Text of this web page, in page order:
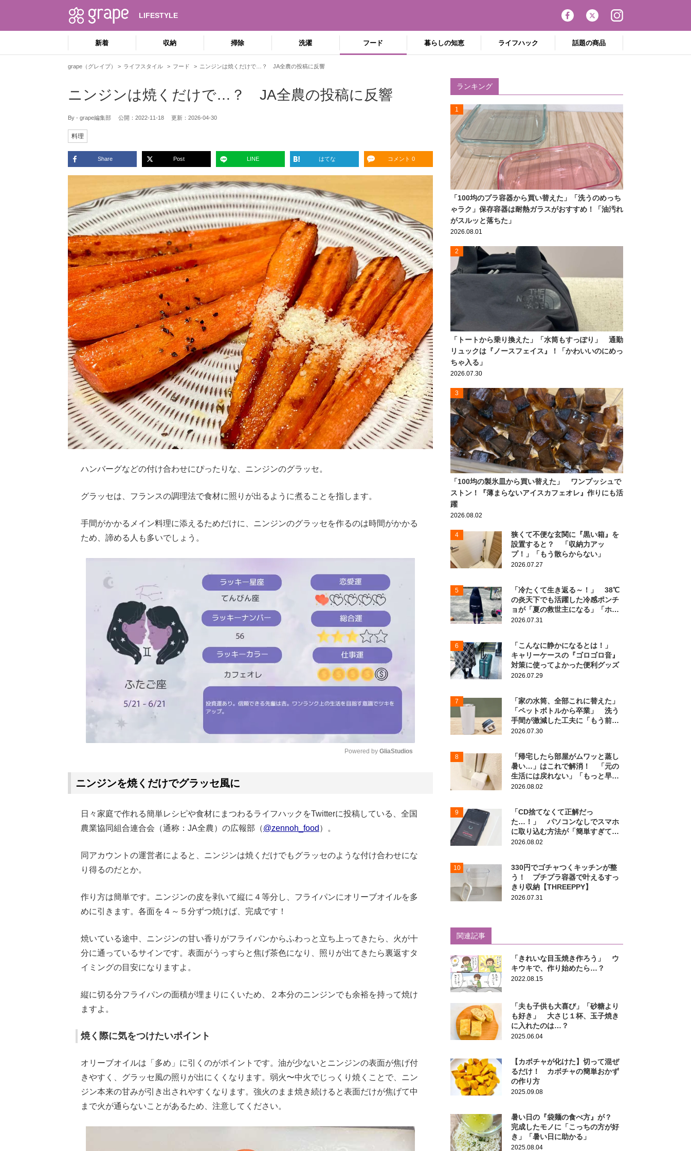
LIFESTYLE
新着 収納 掃除 洗濯 フード 暮らしの知恵 ライフハック 話題の商品
grape（グレイプ） ライフスタイル フード ニンジンは焼くだけで…？ JA全農の投稿に反響
ニンジンは焼くだけで…？ JA全農の投稿に反響
By - grape編集部 公開： 2022-11-18 更新： 2026-04-30
料理
Share Post LINE はてな コメント 0
ハンバーグなどの付け合わせにぴったりな、ニンジンのグラッセ。
グラッセは、フランスの調理法で食材に照りが出るように煮ることを指します。
手間がかかるメイン料理に添えるためだけに、ニンジンのグラッセを作るのは時間がかかる
ため、諦める人も多いでしょう。
Powered by GliaStudios
ニンジンを焼くだけでグラッセ風に
日々家庭で作れる簡単レシピや食材にまつわるライフハックをTwitterに投稿している、全国
農業協同組合連合会（通称：JA全農）の広報部（@zennoh_food ）。
同アカウントの運営者によると、ニンジンは焼くだけでもグラッセのような付け合わせにな
り得るのだとか。
作り方は簡単です。ニンジンの皮を剥いて縦に４等分し、フライパンにオリーブオイルを多
めに引きます。各面を４～５分ずつ焼けば、完成です！
焼いている途中、ニンジンの甘い香りがフライパンからふわっと立ち上ってきたら、火が十
分に通っているサインです。表面がうっすらと焦げ茶色になり、照りが出てきたら裏返すタ
イミングの目安になりますよ。
縦に切る分フライパンの面積が埋まりにくいため、２本分のニンジンでも余裕を持って焼け
ますよ。
焼く際に気をつけたいポイント
オリーブオイルは「多め」に引くのがポイントです。油が少ないとニンジンの表面が焦げ付
きやすく、グラッセ風の照りが出にくくなります。弱火〜中火でじっくり焼くことで、ニン
ジン本来の甘みが引き出されやすくなります。強火のまま焼き続けると表面だけが焦げて中
まで火が通らないことがあるため、注意してください。
ランキング
1
「100均のプラ容器から買い替えた」「洗うのめっち
ゃラク」保存容器は耐熱ガラスがおすすめ！「油汚れ
がスルッと落ちた」
2026.08.01
2
「トートから乗り換えた」「水筒もすっぽり」 通勤
リュックは『ノースフェイス』！「かわいいのにめっ
ちゃ入る」
2026.07.30
3
「100均の製氷皿から買い替えた」 ワンプッシュで
ストン！『薄まらないアイスカフェオレ』作りにも活
躍
2026.08.02
4
狭くて不便な玄関に『黒い箱』を
設置すると？ 「収納力アッ
プ！」「もう散らからない」
2026.07.27
5
「冷たくて生き返る～！」 38℃
の炎天下でも活躍した冷感ポンチ
ョが「夏の救世主になる」「ホン
ト買ってよかった」
2026.07.31
6
「こんなに静かになるとは！」
キャリーケースの『ゴロゴロ音』
対策に使ってよかった便利グッズ
2026.07.29
7
「家の水筒、全部これに替えた」
「ペットボトルから卒業」 洗う
手間が激減した工夫に「もう前の
に戻れない！」
2026.07.30
8
「帰宅したら部屋がムワッと蒸し
暑い…」はこれで解消！ 「元の
生活には戻れない」「もっと早く
知りたかった」
2026.08.02
9
「CD捨てなくて正解だっ
た…！」 パソコンなしでスマホ
に取り込む方法が「簡単すぎて拍
子抜け」「この曲聴きたかった
2026.08.02
10
330円でゴチャつくキッチンが整
う！ プチプラ容器で叶えるすっ
きり収納【THREEPPY】
2026.07.31
関連記事
「きれいな目玉焼き作ろう」 ウ
キウキで、作り始めたら…？
2022.08.15
「夫も子供も大喜び」「砂糖より
も好き」 大さじ１杯、玉子焼き
に入れたのは…？
2025.06.04
【カボチャが化けた】切って混ぜ
るだけ！ カボチャの簡単おかず
の作り方
2025.09.08
暑い日の『袋麺の食べ方』が？
完成したモノに「こっちの方が好
き」「暑い日に助かる」
2025.08.04